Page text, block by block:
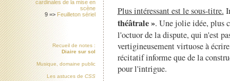
Plus intéressant est le sous-titre.
théâtrale ». Une jolie idée, plus
l'octuor de la dispute, qui n'est
vertigineusement virtuose à
récitatif informe que de la
pour l'intrigue.
cardinales de la mise en
scène
9 => Feuilleton sériel
Recueil de notes :
Diaire sur sol
Musique, domaine public
Les astuces de CSS